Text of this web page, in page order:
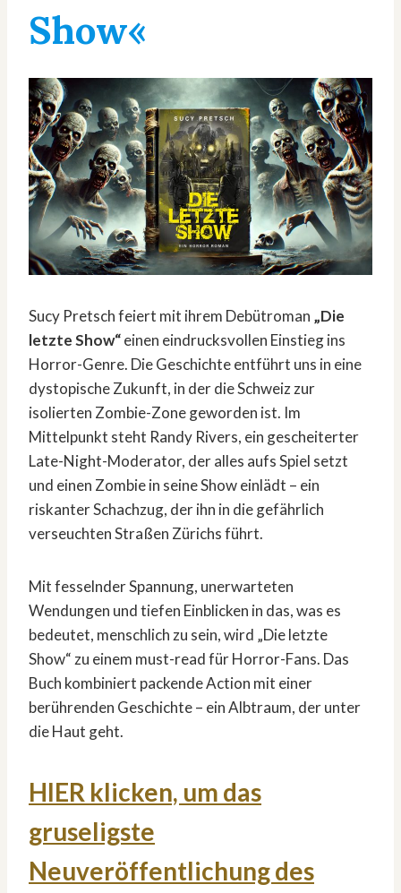
Show«
Sucy Pretsch feiert mit ihrem Debütroman „Die
letzte Show“einen eindrucksvollen Einstieg ins
Horror-Genre. Die Geschichte entführt uns in eine
dystopische Zukunft, in der die Schweiz zur
isolierten Zombie-Zone geworden ist. Im
Mittelpunkt steht Randy Rivers, ein gescheiterter
Late-Night-Moderator, der alles aufs Spiel setzt
und einen Zombie in seine Show einlädt – ein
riskanter Schachzug, der ihn in die gefährlich
verseuchten Straßen Zürichs führt.
Mit fesselnder Spannung, unerwarteten
Wendungen und tiefen Einblicken in das, was es
bedeutet, menschlich zu sein, wird „Die letzte
Show“ zu einem must-read für Horror-Fans. Das
Buch kombiniert packende Action mit einer
berührenden Geschichte – ein Albtraum, der unter
die Haut geht.
HIER klicken, um das
gruseligste
Neuveröffentlichung des